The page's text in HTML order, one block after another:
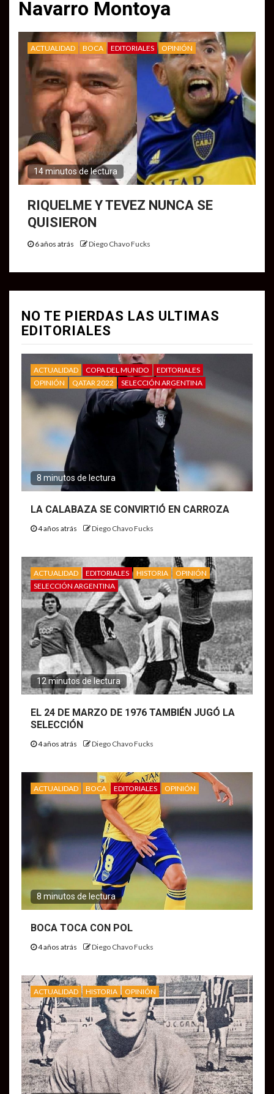
Navarro Montoya
ACTUALIDAD BOCA EDITORIALES OPINIÓN
14 minutos de lectura
RIQUELME Y TEVEZ NUNCA SE
QUISIERON
6 años atrás Diego Chavo Fucks
NO TE PIERDAS LAS ULTIMAS
EDITORIALES
ACTUALIDAD COPA DEL MUNDO
EDITORIALES
OPINIÓN
QATAR 2022 SELECCIÓN ARGENTINA
8 minutos de lectura
LA CALABAZA SE CONVIRTIÓ EN CARROZA
4 años atrás Diego Chavo Fucks
ACTUALIDAD EDITORIALES HISTORIA
OPINIÓN
SELECCIÓN ARGENTINA
12 minutos de lectura
EL 24 DE MARZO DE 1976 TAMBIÉN JUGÓ LA
SELECCIÓN
4 años atrás Diego Chavo Fucks
ACTUALIDAD BOCA EDITORIALES OPINIÓN
8 minutos de lectura
BOCA TOCA CON POL
4 años atrás Diego Chavo Fucks
ACTUALIDAD HISTORIA OPINIÓN